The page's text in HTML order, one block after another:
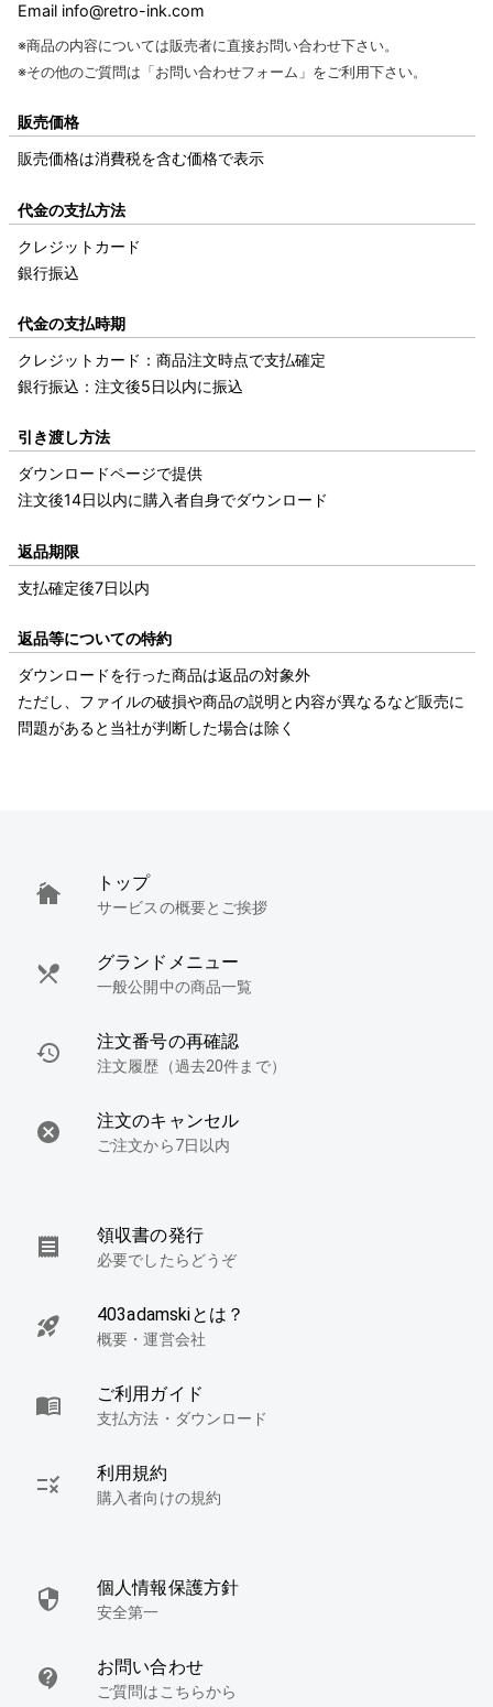
Email info@retro-ink.com
※商品の内容については販売者に直接お問い合わせ下さい。
※その他のご質問は 「お問い合わせフォーム」 をご利用下さい。
販売価格
販売価格は消費税を含む価格で表示
代金の支払方法
クレジットカード
銀行振込
代金の支払時期
クレジットカード：商品注文時点で支払確定
銀行振込：注文後5日以内に振込
引き渡し方法
ダウンロードページで提供
注文後14日以内に購入者自身でダウンロード
返品期限
支払確定後7日以内
返品等についての特約
ダウンロードを行った商品は返品の対象外
ただし、ファイルの破損や商品の説明と内容が異なるなど販売に
問題があると当社が判断した場合は除く
トップ
サービスの概要とご挨拶
グランドメニュー
一般公開中の商品一覧
注文番号の再確認
注文履歴（過去20件まで）
注文のキャンセル
ご注文から7日以内
領収書の発行
必要でしたらどうぞ
403adamskiとは？
概要・運営会社
ご利用ガイド
支払方法・ダウンロード
利用規約
購入者向けの規約
個人情報保護方針
安全第一
お問い合わせ
ご質問はこちらから